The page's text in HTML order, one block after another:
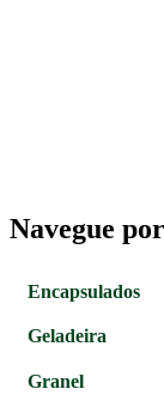
Navegue
Encapsulados
Geladeira
Granel